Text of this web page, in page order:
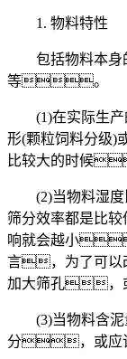
1. 物料特性
包括物料本身
等。
(1)在实际生产
形(颗粒饲料分级
比较大的时候
(2)当物料湿度
筛分效率都是比
响就会越小
言，为了可以
加大筛孔，
(3)当物料含泥
分，或应